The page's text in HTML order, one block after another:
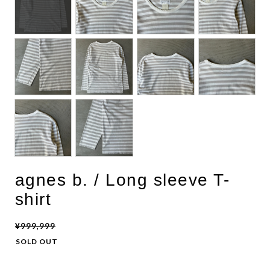
agnes b. / Long sleeve T-
shirt
¥999,999
SOLD OUT